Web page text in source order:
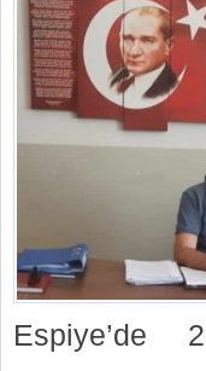
Espiye’de